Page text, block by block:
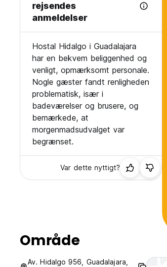
rejsendes
anmeldelser
Hostal Hidalgo i Guadalajara
har en bekvem beliggenhed og
venligt, opmærksomt personale.
Nogle gæster fandt renligheden
problematisk, især i
badeværelser og brusere, og
bemærkede, at
morgenmadsudvalget var
begrænset.
Var dette nyttigt?
Område
Av. Hidalgo 956, Guadalajara,